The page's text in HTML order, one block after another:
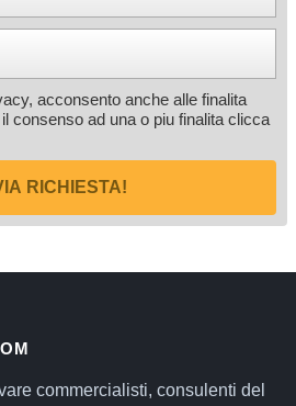
acconsento anche alle finalita
consenso ad una o piu finalita clicca
RICHIESTA!
commercialisti, consulenti del